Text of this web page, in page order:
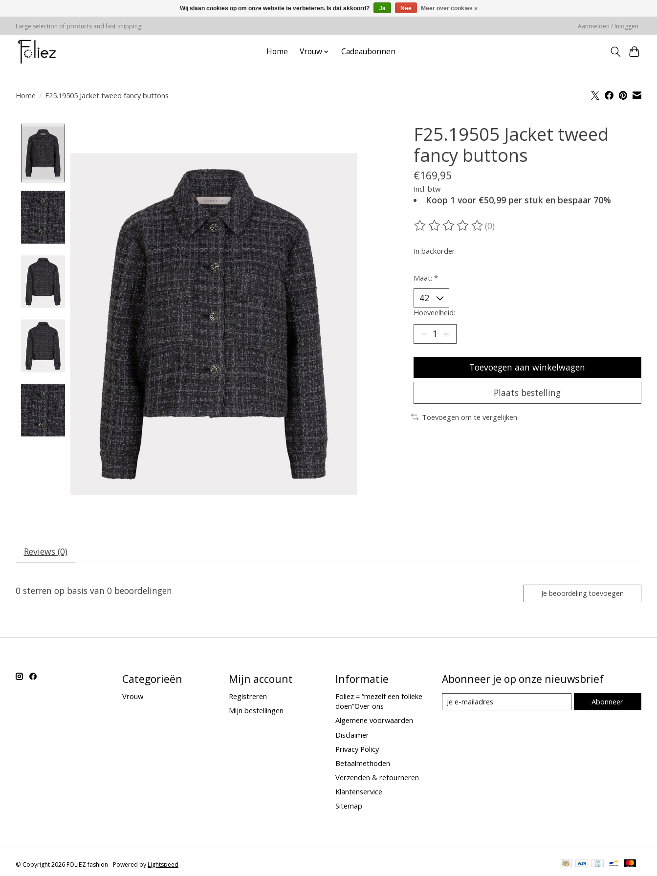
Large selection of products and fast shipping! Aanmelden / Inloggen
Home Vrouw Cadeaubonnen
Home / F25.19505 Jacket tweed fancy buttons
F25.19505 Jacket tweed
fancy buttons
€169,95
Incl. btw
Koop 1 voor €50,99 per stuk en bespaar 70%
De beoordeling van dit product is
(0)
In backorder
Maat: *
Hoeveelheid:
Toevoegen aan winkelwagen
Plaats bestelling
Toevoegen om te vergelijken
Reviews (0)
0 sterren op basis van 0 beoordelingen Je beoordeling toevoegen
Categorieën
Vrouw
Mijn account
Registreren
Mijn bestellingen
Informatie
Foliez = “mezelf een folieke
doen”Over ons
Algemene voorwaarden
Disclaimer
Privacy Policy
Betaalmethoden
Verzenden & retourneren
Klantenservice
Sitemap
Abonneer je op onze nieuwsbrief
Abonneer
© Copyright 2026 FOLIEZ fashion - Powered byLightspeed
Wij slaan cookies op om onze website te verbeteren. Is dat akkoord? Ja Nee Meer over cookies »